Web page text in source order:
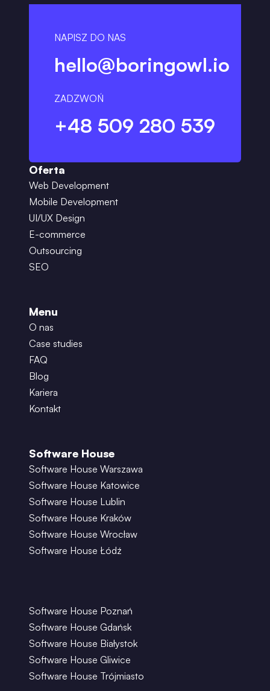
NAPISZ DO NAS
hello@boringowl.io
ZADZWOŃ
+48 509 280 539
Oferta
Web Development
Mobile Development
UI/UX Design
E-commerce
Outsourcing
SEO
Menu
O nas
Case studies
FAQ
Blog
Kariera
Kontakt
Software House
Software House Warszawa
Software House Katowice
Software House Lublin
Software House Kraków
Software House Wrocław
Software House Łódź
Software House Poznań
Software House Gdańsk
Software House Białystok
Software House Gliwice
Software House Trójmiasto